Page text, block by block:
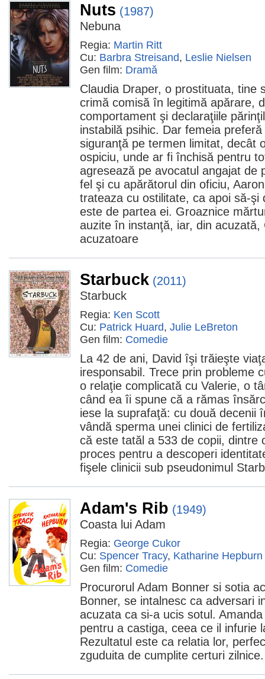
Nuts (1987)
Nebuna
Regia: Martin Ritt
Cu: Barbra Streisand, Leslie Nielsen
Gen film: Dramă
Claudia Draper, o prostituata, tine
crimă comisă în legitimă apărare,
comportament şi declaraţiile
instabilă psihic. Dar femeia
siguranţă pe termen limitat, decât
ospiciu, unde ar fi închisă pentru
agresează pe avocatul angajat de
fel şi cu apărătorul din oficiu,
trateaza cu ostilitate, ca apoi să-şi
este de partea ei. Groaznice
auzite în instanţă, iar, din
acuzatoare
Starbuck (2011)
Starbuck
Regia: Ken Scott
Cu: Patrick Huard, Julie LeBreton
Gen film: Comedie
La 42 de ani, David îşi trăieşte
iresponsabil. Trece prin probleme
o relaţie complicată cu Valerie, o
când ea îi spune că a rămas
iese la suprafaţă: cu două decenii
vândă sperma unei clinici de
că este tatăl a 533 de copii, dintre
proces pentru a descoperi
fişele clinicii sub pseudonimul
Adam's Rib (1949)
Coasta lui Adam
Regia: George Cukor
Cu: Spencer Tracy, Katharine Hepburn
Gen film: Comedie
Procurorul Adam Bonner si sotia
Bonner, se intalnesc ca adversari
acuzata ca si-a ucis sotul.
pentru a castiga, ceea ce il infurie
Rezultatul este ca relatia lor,
zguduita de cumplite certuri zilnice.